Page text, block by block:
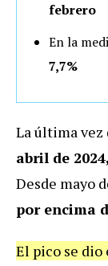
febrero
En la
7,7%
La última vez
abril de
Desde mayo
por encima
El pico se dio